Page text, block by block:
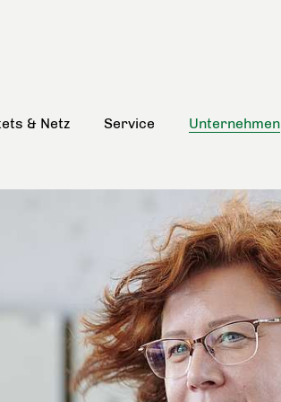
& Netz Service Unternehmen